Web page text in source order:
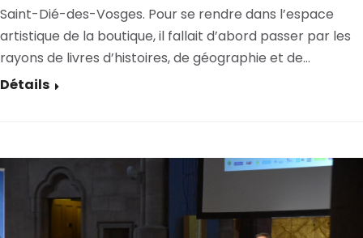
Saint-Dié-des-Vosges. Pour se rendre dans l’espace
artistique de la boutique, il fallait d’abord passer par les
rayons de livres d’histoires, de géographie et de…
Détails